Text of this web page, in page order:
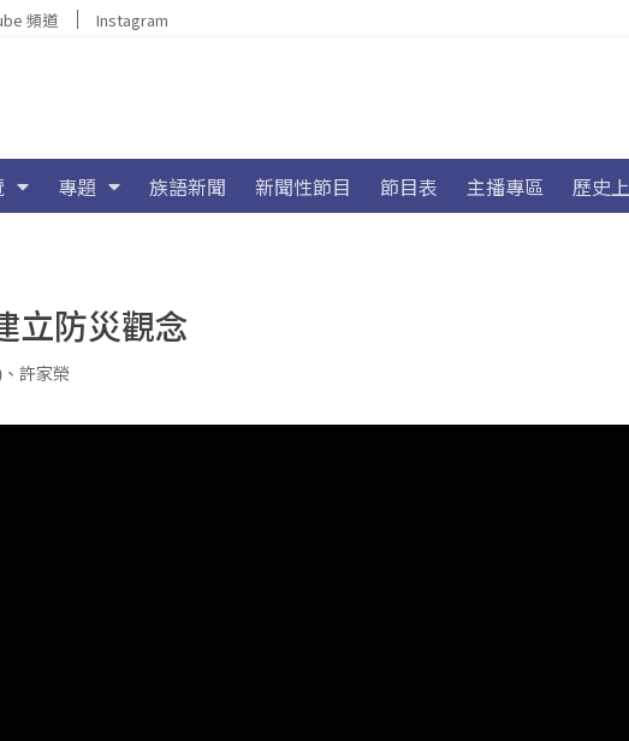
頻道 Instagram
專題 族語新聞 新聞性節目 節目表 主播專區 歷史
立防災觀念
、 許家榮